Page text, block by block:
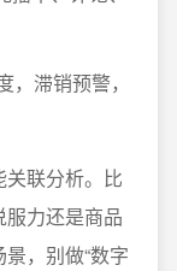
，滞销预警，
关联分析。比
力还是商品
，别做“数字